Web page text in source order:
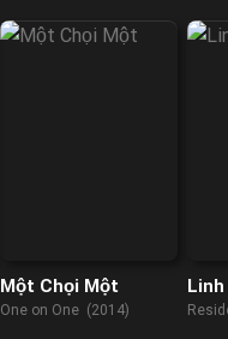
Một Chọi Một
One on One (2014)